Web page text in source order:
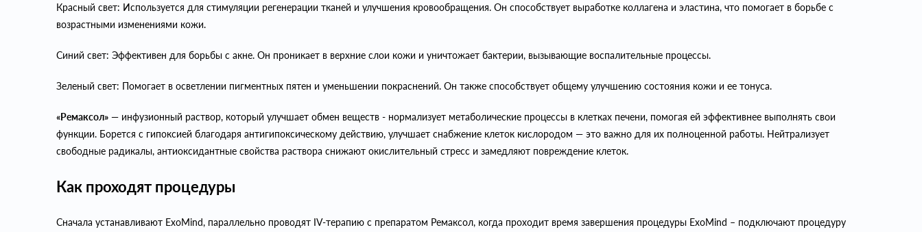
Красный свет: Используется для стимуляции регенерации тканей и улучшения кровообращения. Он способствует выработке коллагена и эластина, что помогает в борьбе с
возрастными изменениями кожи.
Синий свет: Эффективен для борьбы с акне. Он проникает в верхние слои кожи и уничтожает бактерии, вызывающие воспалительные процессы.
Зеленый свет: Помогает в осветлении пигментных пятен и уменьшении покраснений. Он также способствует общему улучшению состояния кожи и ее тонуса.
«Ремаксол» — инфузионный раствор, который улучшает обмен веществ - нормализует метаболические процессы в клетках печени, помогая ей эффективнее выполнять свои
функции. Борется с гипоксией благодаря антигипоксическому действию, улучшает снабжение клеток кислородом — это важно для их полноценной работы. Нейтрализует
свободные радикалы, антиоксидантные свойства раствора снижают окислительный стресс и замедляют повреждение клеток.
Как проходят процедуры
Сначала устанавливают ExoMind, параллельно проводят IV-терапию с препаратом Ремаксол, когда проходит время завершения процедуры ExoMind – подключают процедуру